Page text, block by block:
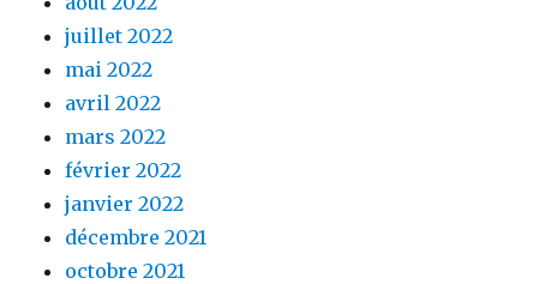
juillet 2022
mai 2022
avril 2022
mars 2022
février 2022
janvier 2022
décembre 2021
octobre 2021